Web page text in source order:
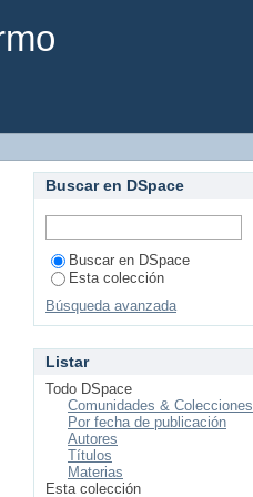
Buscar en DSpace
Buscar en DSpace
Esta colección
Búsqueda avanzada
Listar
Todo DSpace
Comunidades & Colecciones
Por fecha de publicación
Autores
Títulos
Materias
Esta colección